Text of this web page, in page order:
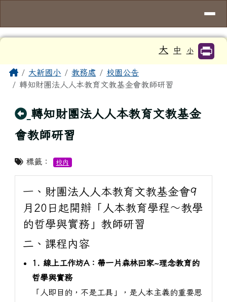
大 中 小
主內容區域
Home大新國小 教務處
校園公告
轉知財團法人人本教育文教基金會教師研習
回上頁
轉知財團法人人本教育文教基金
會教師研習
標籤： 校內
一、財團法人人本教育文教基金會9
月20日起開辦「人本教育學程～教學
的哲學與實務」教師研習
二、課程內容
1. 線上工作坊A：帶一片森林回家~理念教育的
哲學與實務
「人即目的，不是工具」，是人本主義的重要思
頁尾區域